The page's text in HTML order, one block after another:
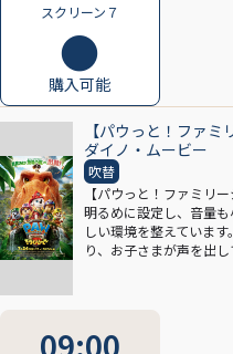
スクリーン７
購入可能
【パウっと！ファ
ダイノ・ムービー
吹替
【パウっと！ファミリ
明るめに設定し、音量
しい環境を整えていま
り、お子さまが声を出
09:00